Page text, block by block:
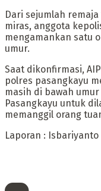
Dari sejumlah
miras, anggota
mengamankan satu
umur.
Saat dikonfirmasi,
polres pasangkayu
masih di bawah
Pasangkayu untuk
memanggil orang
Laporan : Isbariyanto